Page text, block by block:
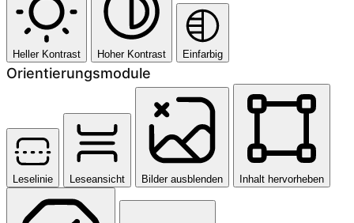
Heller Kontrast Hoher Kontrast Einfarbig
Orientierungsmodule
Leselinie Leseansicht Bilder ausblenden Inhalt hervorheben